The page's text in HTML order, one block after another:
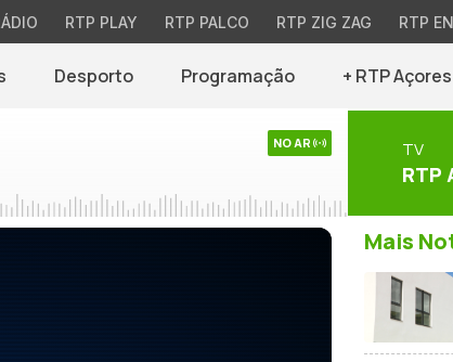
RTP PLAY RTP PALCO RTP ZIG ZAG RTP
Desporto Programação + RTP Açores
NO AR TV
RTP
Mais